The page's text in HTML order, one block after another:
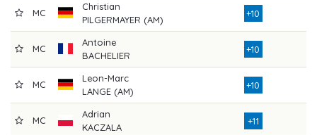
MC
Christian
PILGERMAYER (AM)
+10
MC
Antoine
BACHELIER
+10
MC
Leon-Marc
LANGE (AM)
+10
MC
Adrian
KACZALA
+11